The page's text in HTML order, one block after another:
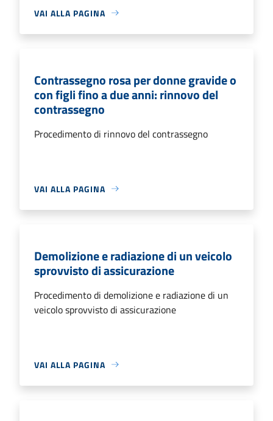
VAI ALLA PAGINA
Contrassegno rosa per donne gravide o
con figli fino a due anni: rinnovo del
contrassegno
Procedimento di rinnovo del contrassegno
VAI ALLA PAGINA
Demolizione e radiazione di un veicolo
sprovvisto di assicurazione
Procedimento di demolizione e radiazione di un
veicolo sprovvisto di assicurazione
VAI ALLA PAGINA